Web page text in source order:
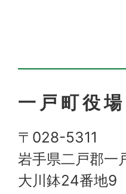
一戸町役場
〒028-5311
岩手県二戸郡一
大川鉢24番地9